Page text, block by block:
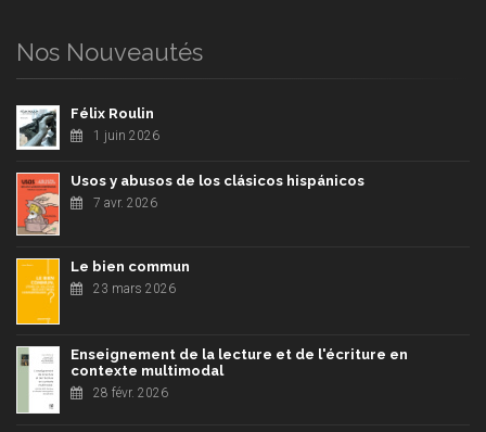
Nos Nouveautés
Félix Roulin
1 juin 2026
Usos y abusos de los clásicos hispánicos
7 avr. 2026
Le bien commun
23 mars 2026
Enseignement de la lecture et de l'écriture en
contexte multimodal
28 févr. 2026